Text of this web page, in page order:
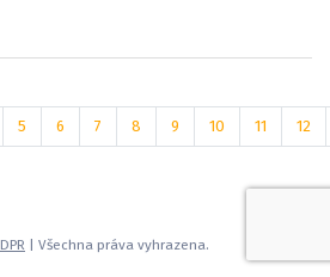
5 6 7 8 9 10 11 12
| Všechna práva vyhrazena.